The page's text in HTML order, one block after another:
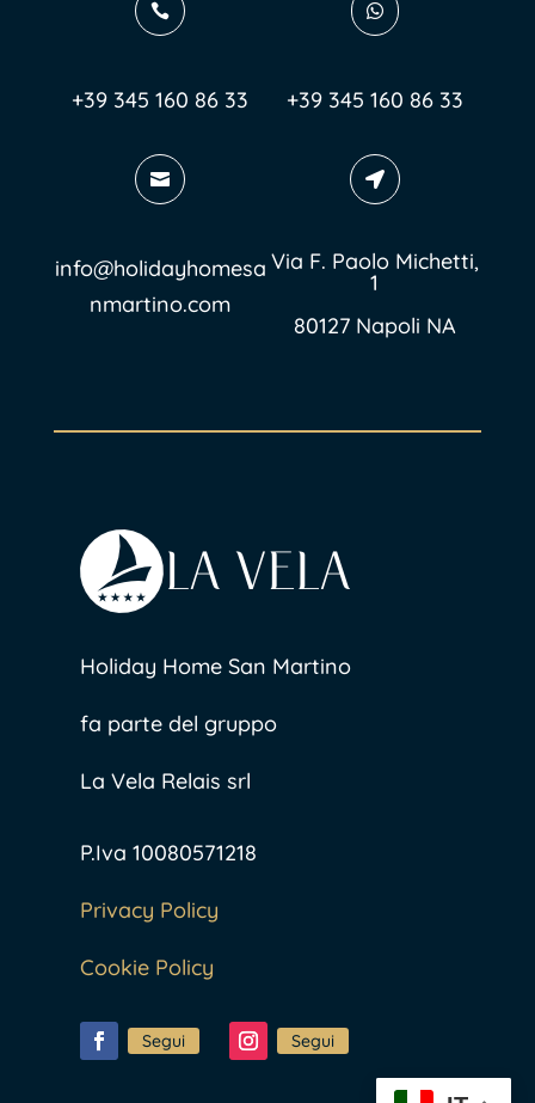

+39 345 160 86 33

+39 345 160 86 33

info@holidayhomesa
nmartino.com

Via F. Paolo Michetti,
1
80127 Napoli NA
Holiday Home San Martino
fa parte del gruppo
La Vela Relais srl
P.Iva 10080571218
Privacy Policy
Cookie Policy
Segui Segui